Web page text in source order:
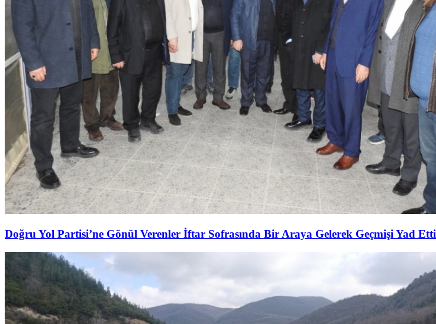
Doğru Yol Partisi’ne Gönül Verenler İftar Sofrasında Bir Araya Gelerek Geçmişi Yad Etti